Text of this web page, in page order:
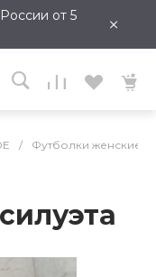
от 5
×
/ Футболки женские